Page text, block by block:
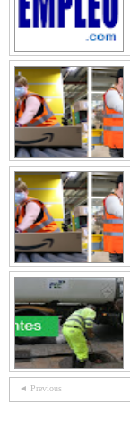
◄ Previous